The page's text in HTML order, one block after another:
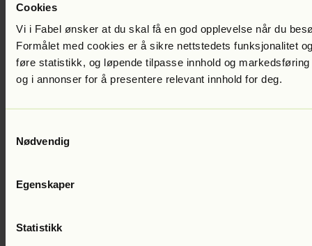
Cookies
Vi i Fabel ønsker at du skal få en god opplevelse når du
Formålet med cookies er å sikre nettstedets funksjonalitet
føre statistikk, og løpende tilpasse innhold og markedsføring
og i annonser for å presentere relevant innhold for deg.
Nødvendig
Egenskaper
Statistikk
Helena BrossNattspionerDel 1 i serienLest av:Hilde Lyrån199